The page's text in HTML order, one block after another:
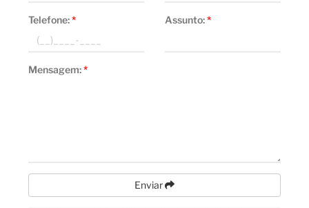
Telefone:* Assunto:*
Mensagem:*
Enviar